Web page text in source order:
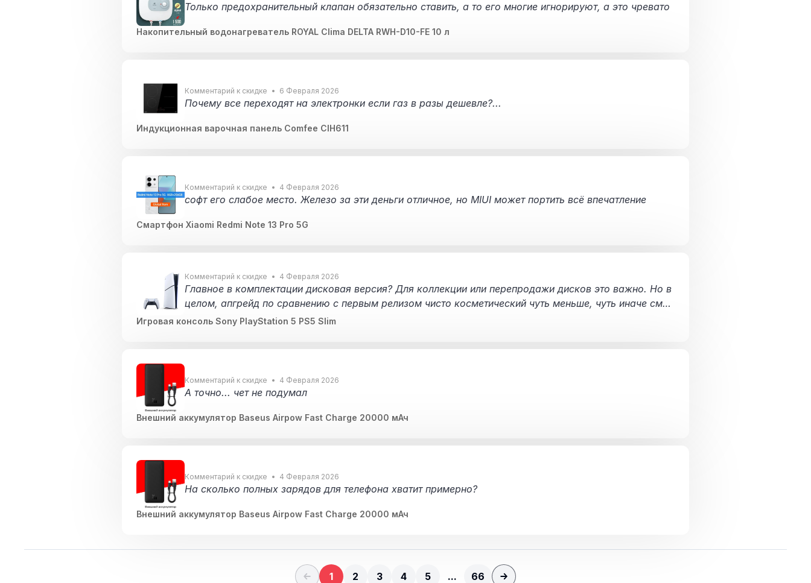
Только предохранительный клапан обязательно ставить, а то его многие игнорируют, а это чревато
Накопительный водонагреватель ROYAL Clima DELTA RWH-D10-FE 10 л
Комментарий к скидке 6 Февраля 2026
Почему все переходят на электронки если газ в разы дешевле?...
Индукционная варочная панель Comfee CIH611
Комментарий к скидке 4 Февраля 2026
софт его слабое место. Железо за эти деньги отличное, но MIUI может портить всё впечатление
Смартфон Xiaomi Redmi Note 13 Pro 5G
Комментарий к скидке 4 Февраля 2026
Главное в комплектации дисковая версия? Для коллекции или перепродажи дисков это важно. Но в
целом, апгрейд по сравнению с первым релизом чисто косметический чуть меньше, чуть иначе смот
рится. Никакого прироста в производительности, так что если у кого-то старая PS5 есть, смысла ме
Игровая консоль Sony PlayStation 5 PS5 Slim
Комментарий к скидке 4 Февраля 2026
А точно... чет не подумал
Внешний аккумулятор Baseus Airpow Fast Charge 20000 мАч
Комментарий к скидке 4 Февраля 2026
На сколько полных зарядов для телефона хватит примерно?
Внешний аккумулятор Baseus Airpow Fast Charge 20000 мАч
1 2 3 4 5 ... 66